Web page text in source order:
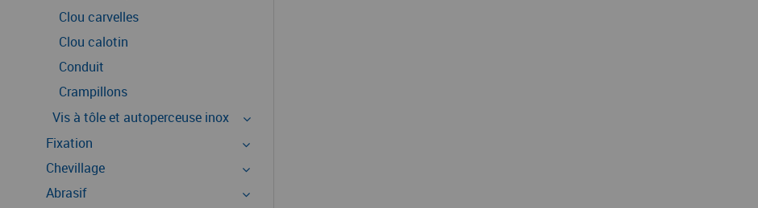
Clou carvelles
Clou calotin
Conduit
Crampillons
Vis à tôle et autoperceuse inox
Fixation
Chevillage
Abrasif